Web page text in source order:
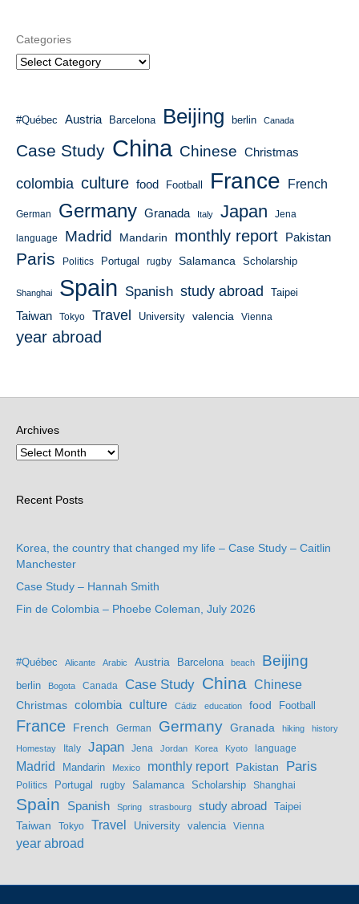
Categories
#Québec Austria Barcelona Beijing berlin Canada
Case Study China Chinese Christmas
colombia culture food Football France French
German Germany Granada Italy Japan Jena
language Madrid Mandarin monthly report Pakistan
Paris Politics Portugal rugby Salamanca Scholarship
Shanghai Spain Spanish study abroad Taipei
Taiwan Tokyo Travel University valencia Vienna
year abroad
Archives
Recent Posts
Korea, the country that changed my life – Case Study – Caitlin
Manchester
Case Study – Hannah Smith
Fin de Colombia – Phoebe Coleman, July 2026
#Québec Alicante Arabic Austria Barcelona beach Beijing
berlin Bogota Canada Case Study China Chinese
Christmas colombia culture Cádiz education food Football
France French German Germany Granada hiking history
Homestay Italy Japan Jena Jordan Korea Kyoto language
Madrid Mandarin Mexico monthly report Pakistan Paris
Politics Portugal rugby Salamanca Scholarship Shanghai
Spain Spanish Spring strasbourg study abroad Taipei
Taiwan
Tokyo Travel University valencia Vienna
year abroad